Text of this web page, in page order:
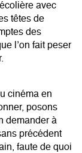
avec
têtes de
des
l’on fait peser
cinéma en
posons
demander à
précédent
faute de quoi